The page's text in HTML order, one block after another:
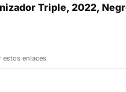
Triple, 2022,
estos enlaces